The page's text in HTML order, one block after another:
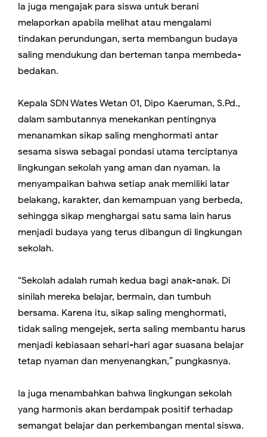
Ia juga mengajak para siswa untuk berani
melaporkan apabila melihat atau mengalami
tindakan perundungan, serta membangun budaya
saling mendukung dan berteman tanpa membeda-
bedakan.
Kepala SDN Wates Wetan 01, Dipo Kaeruman, S.Pd.,
dalam sambutannya menekankan pentingnya
menanamkan sikap saling menghormati antar
sesama siswa sebagai pondasi utama terciptanya
lingkungan sekolah yang aman dan nyaman. Ia
menyampaikan bahwa setiap anak memiliki latar
belakang, karakter, dan kemampuan yang berbeda,
sehingga sikap menghargai satu sama lain harus
menjadi budaya yang terus dibangun di lingkungan
sekolah.
“Sekolah adalah rumah kedua bagi anak-anak. Di
sinilah mereka belajar, bermain, dan tumbuh
bersama. Karena itu, sikap saling menghormati,
tidak saling mengejek, serta saling membantu harus
menjadi kebiasaan sehari-hari agar suasana belajar
tetap nyaman dan menyenangkan,” pungkasnya.
Ia juga menambahkan bahwa lingkungan sekolah
yang harmonis akan berdampak positif terhadap
semangat belajar dan perkembangan mental siswa.